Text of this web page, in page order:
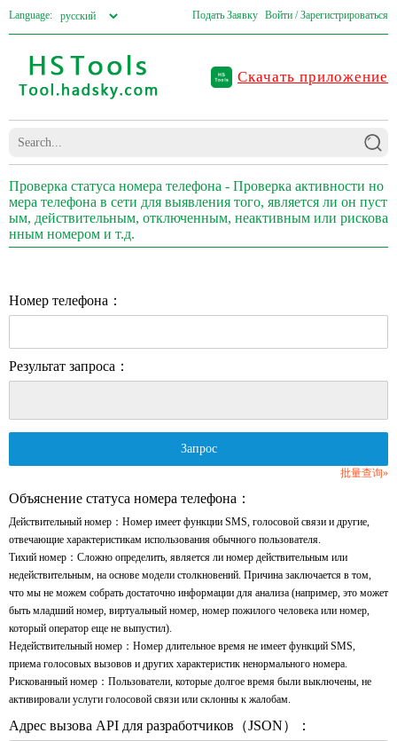
Language: Подать Заявку Войти / Зарегистрироваться
Скачать приложение
Проверка статуса номера телефона - Проверка активности но
мера телефона в сети для выявления того, является ли он пуст
ым, действительным, отключенным, неактивным или рискова
нным номером и т.д.
Номер телефона：
Результат запроса：
Запрос
批量查询»
Объяснение статуса номера телефона：
Действительный номер：Номер имеет функции SMS, голосовой связи и другие,
отвечающие характеристикам использования обычного пользователя.
Тихий номер：Сложно определить, является ли номер действительным или
недействительным, на основе модели столкновений. Причина заключается в том,
что мы не можем собрать достаточно информации для анализа (например, это может
быть младший номер, виртуальный номер, номер пожилого человека или номер,
который оператор еще не выпустил).
Недействительный номер：Номер длительное время не имеет функций SMS,
приема голосовых вызовов и других характеристик ненормального номера.
Рискованный номер：Пользователи, которые долгое время были выключены, не
активировали услуги голосовой связи или склонны к жалобам.
Адрес вызова API для разработчиков（JSON）：